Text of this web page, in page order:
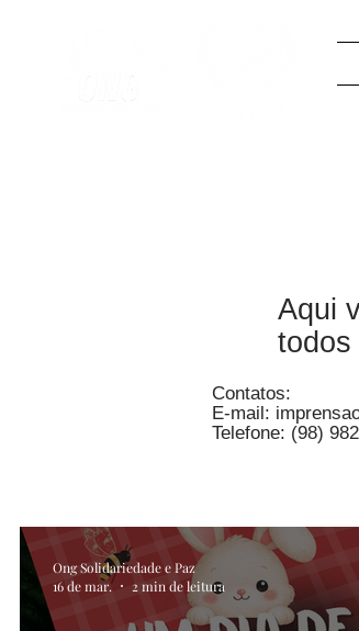
Aqui
todos
Contatos:
E-mail:
Telefone: (98)
Ong Solidariedade e Paz
16 de mar.
2 min de leitura